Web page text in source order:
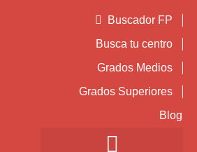
Buscador FP
Busca tu centro
Grados Medios
Grados Superiores
Blog